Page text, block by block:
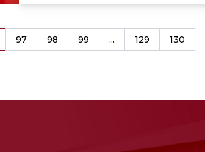
97 98 99 ... 129 130